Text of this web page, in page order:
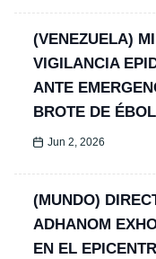
(VENEZUELA)
VIGILANCIA
ANTE
BROTE DE
Jun 2, 2026
(MUNDO)
ADHANOM
EN EL